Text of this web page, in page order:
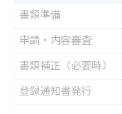
書類準備
申請・内容審査
書類補正（必要時）
登録通知書発行